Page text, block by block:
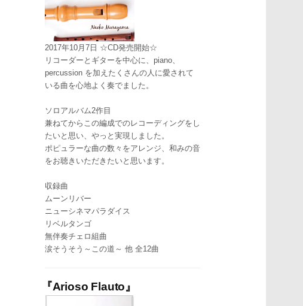
2017年10月7日 ☆CD発売開始☆
リコーダーとギターを中心に、piano、
percussion を加えたくさんの人に愛されて
いる曲を心地よく奏でました。
ソロアルバム2作目
兼ねてからこの編成でのレコーディングをし
たいと思い、やっと実現しました。
ポピュラーな曲の数々をアレンジ、和みの音
をお聴きいただきたいと思います。
収録曲
ムーンリバー
ニューシネマパラダイス
リベルタンゴ
無伴奏チェロ組曲
涙そうそう～この道～ 他 全12曲
『Arioso Flauto』